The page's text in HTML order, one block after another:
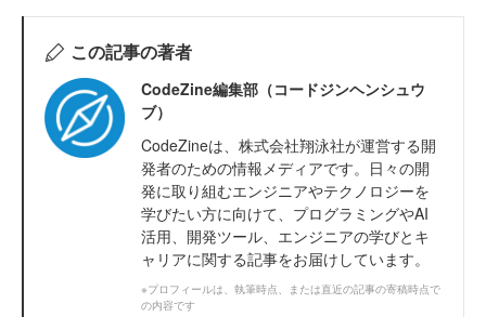
この記事の著者
CodeZine編集部（コードジンヘンシュウ
ブ）
CodeZineは、株式会社翔泳社が運営する開
発者のための情報メディアです。日々の開
発に取り組むエンジニアやテクノロジーを
学びたい方に向けて、プログラミングやAI
活用、開発ツール、エンジニアの学びとキ
ャリアに関する記事をお届けしています。
※プロフィールは、執筆時点、または直近の記事の寄稿時点で
の内容です